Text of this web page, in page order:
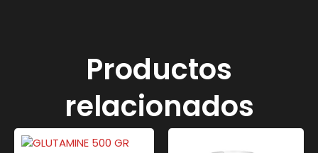
Productos
relacionados